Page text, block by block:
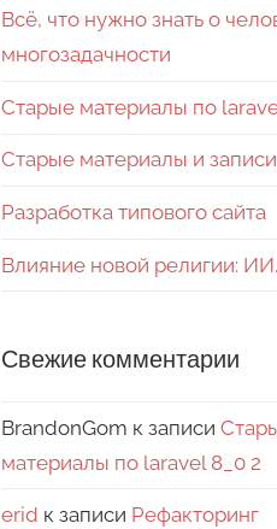
Всё, что нужно знать о
многозадачности
Старые материалы по
Старые материалы и
Разработка типового сайта
Влияние новой религии: ИИ.
Свежие комментарии
BrandonGom к записи
материалы по laravel 8_0 2
erid к записи Рефакторинг